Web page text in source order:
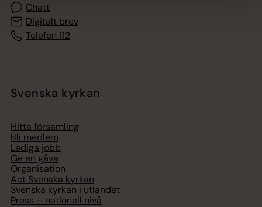
Chatt
Digitalt brev
Telefon 112
Svenska kyrkan
Hitta församling
Bli medlem
Lediga jobb
Ge en gåva
Organisation
Act Svenska kyrkan
Svenska kyrkan i utlandet
Press – nationell nivå